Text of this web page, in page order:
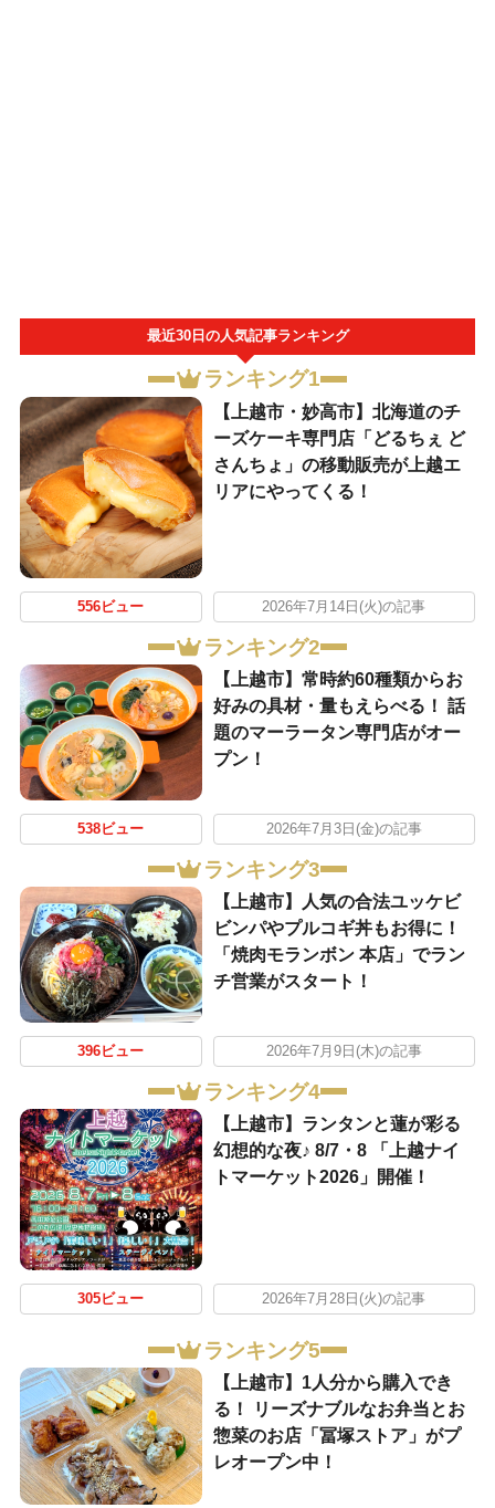
最近30日の人気記事ランキング
ランキング1
【上越市・妙高市】北海道のチ
ーズケーキ専門店「どるちぇ ど
さんちょ」の移動販売が上越エ
リアにやってくる！
556ビュー 2026年7月14日(火)の記事
ランキング2
【上越市】常時約60種類からお
好みの具材・量もえらべる！ 話
題のマーラータン専門店がオー
プン！
538ビュー 2026年7月3日(金)の記事
ランキング3
【上越市】人気の合法ユッケビ
ビンパやプルコギ丼もお得に！
「焼肉モランボン 本店」でラン
チ営業がスタート！
396ビュー 2026年7月9日(木)の記事
ランキング4
【上越市】ランタンと蓮が彩る
幻想的な夜♪ 8/7・8 「上越ナイ
トマーケット2026」開催！
305ビュー 2026年7月28日(火)の記事
ランキング5
【上越市】1人分から購入でき
る！ リーズナブルなお弁当とお
惣菜のお店「冨塚ストア」がプ
レオープン中！